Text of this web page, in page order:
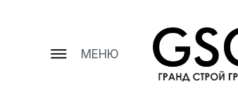
МЕНЮ